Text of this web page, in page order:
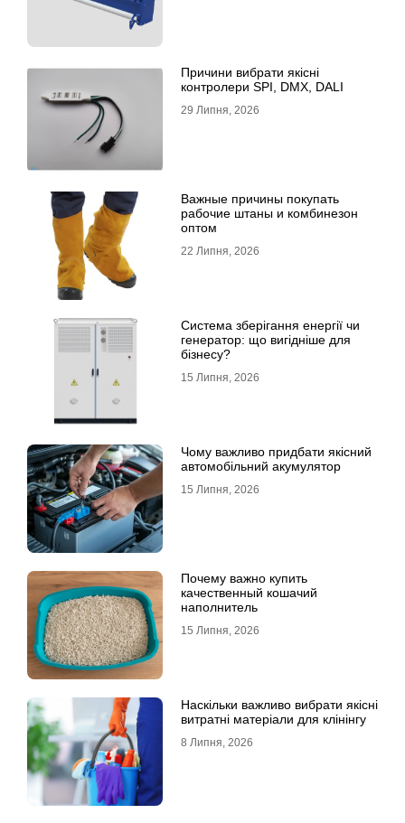
Причини вибрати якісні
контролери SPI, DMX, DALI
29 Липня, 2026
Важные причины покупать
рабочие штаны и комбинезон
оптом
22 Липня, 2026
Система зберігання енергії чи
генератор: що вигідніше для
бізнесу?
15 Липня, 2026
Чому важливо придбати якісний
автомобільний акумулятор
15 Липня, 2026
Почему важно купить
качественный кошачий
наполнитель
15 Липня, 2026
Наскільки важливо вибрати якісні
витратні матеріали для клінінгу
8 Липня, 2026